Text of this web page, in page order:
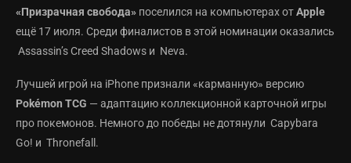
«Призрачная свобода» поселился на компьютерах отApple
ещё 17 июля. Среди финалистов в этой номинации оказались
Assassin’s Creed Shadows и Neva.
Лучшей игрой на iPhone признали «карманную» версию
Pokémon TCG — адаптацию коллекционной карточной игры
про покемонов. Немного до победы не дотянули Capybara
Go! и Thronefall.